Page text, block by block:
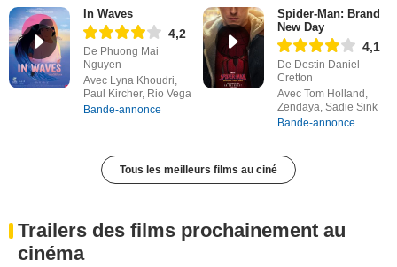
In Waves
4,2
De Phuong Mai
Nguyen
Avec Lyna Khoudri,
Paul Kircher, Rio Vega
Bande-annonce
Spider-Man: Brand
New Day
4,1
De Destin Daniel
Cretton
Avec Tom Holland,
Zendaya, Sadie Sink
Bande-annonce
Tous les meilleurs films au ciné
Trailers des films prochainement au
cinéma